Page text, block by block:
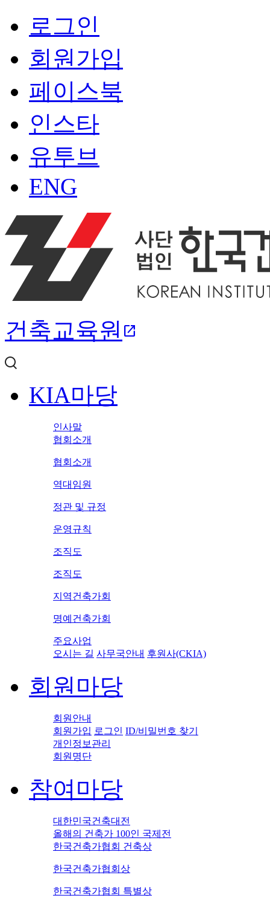
로그인
회원가입
페이스북
인스타
유투브
ENG
건축교육원 open_in_new
KIA마당
인사말
협회소개
협회소개
역대임원
정관 및 규정
운영규칙
조직도
조직도
지역건축가회
명예건축가회
주요사업
오시는 길 사무국안내 후원사(CKIA)
회원마당
회원안내
회원가입 로그인 ID/비밀번호 찾기
개인정보관리
회원명단
참여마당
대한민국건축대전
올해의 건축가 100인 국제전
한국건축가협회 건축상
한국건축가협회상
한국건축가협회 특별상